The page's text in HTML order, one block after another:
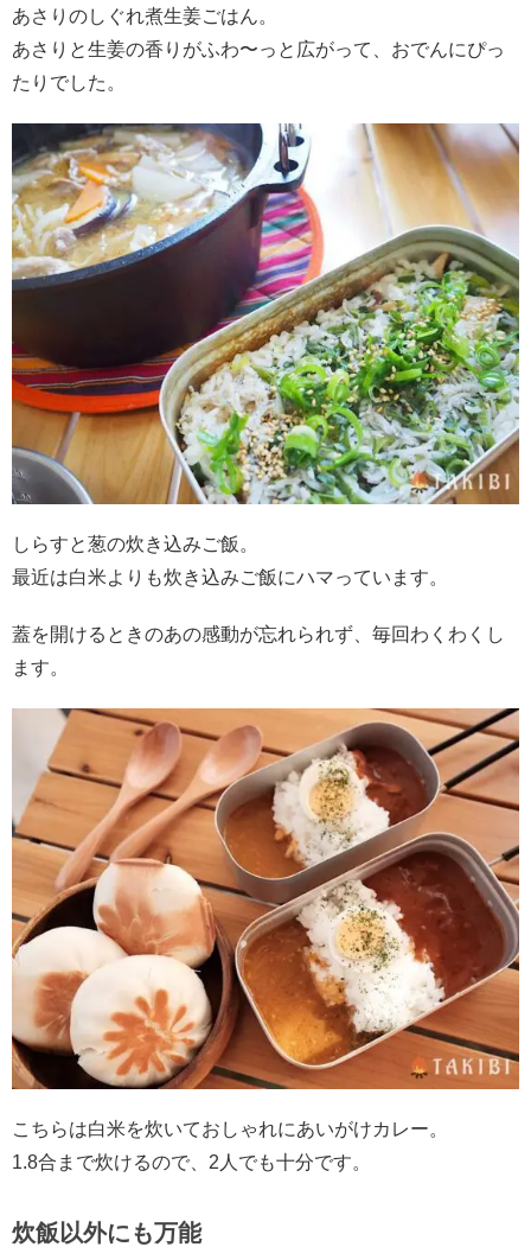
あさりのしぐれ煮生姜ごはん。
あさりと生姜の香りがふわ〜っと広がって、おでんにぴっ
たりでした。
しらすと葱の炊き込みご飯。
最近は白米よりも炊き込みご飯にハマっています。
蓋を開けるときのあの感動が忘れられず、毎回わくわくし
ます。
こちらは白米を炊いておしゃれにあいがけカレー。
1.8合まで炊けるので、2人でも十分です。
炊飯以外にも万能